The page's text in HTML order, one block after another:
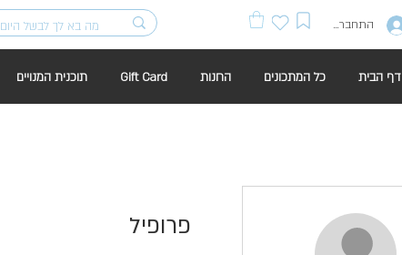
התחברות
דף הבית כל המתכונים החנות Gift Card תוכנית המנויים
פרופיל